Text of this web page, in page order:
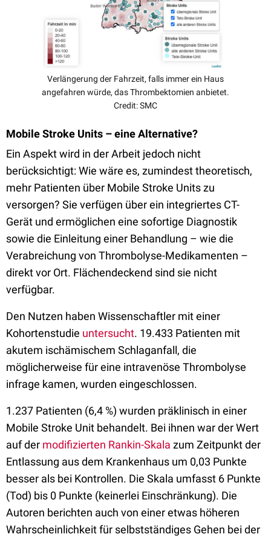
Verlängerung der Fahrzeit, falls immer ein Haus
angefahren würde, das Thrombektomien anbietet.
Credit: SMC
Mobile Stroke Units – eine Alternative?
Ein Aspekt wird in der Arbeit jedoch nicht
berücksichtigt: Wie wäre es, zumindest theoretisch,
mehr Patienten über Mobile Stroke Units zu
versorgen? Sie verfügen über ein integriertes CT-
Gerät und ermöglichen eine sofortige Diagnostik
sowie die Einleitung einer Behandlung – wie die
Verabreichung von Thrombolyse-Medikamenten –
direkt vor Ort. Flächendeckend sind sie nicht
verfügbar.
Den Nutzen haben Wissenschaftler mit einer
Kohortenstudie untersucht. 19.433 Patienten mit
akutem ischämischem Schlaganfall, die
möglicherweise für eine intravenöse Thrombolyse
infrage kamen, wurden eingeschlossen.
1.237 Patienten (6,4 %) wurden präklinisch in einer
Mobile Stroke Unit behandelt. Bei ihnen war der Wert
auf der modifizierten Rankin-Skala zum Zeitpunkt der
Entlassung aus dem Krankenhaus um 0,03 Punkte
besser als bei Kontrollen. Die Skala umfasst 6 Punkte
(Tod) bis 0 Punkte (keinerlei Einschränkung). Die
Autoren berichten auch von einer etwas höheren
Wahrscheinlichkeit für selbstständiges Gehen bei der